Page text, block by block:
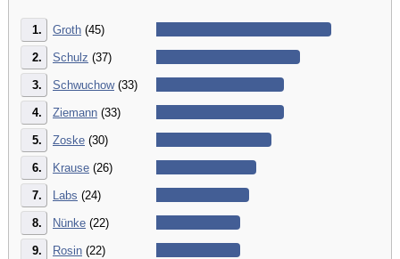
1. Groth (45)
2. Schulz (37)
3. Schwuchow(33)
4. Ziemann (33)
5. Zoske (30)
6. Krause (26)
7. Labs (24)
8. Nünke (22)
9. Rosin (22)